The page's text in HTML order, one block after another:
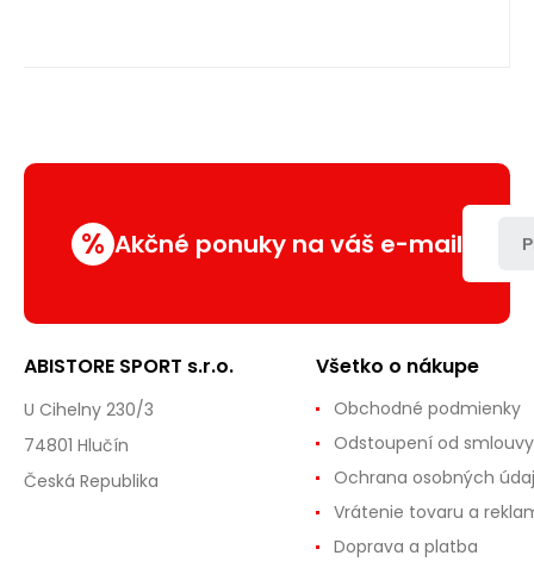
% Akčné ponuky na váš e-mail
ABISTORE SPORT s.r.o.
U Cihelny 230/3
74801 Hlučín
Česká Republika
Všetko o nákupe
Obchodné podmienky
Odstoupení od smlouvy
Ochrana osobných
Vrátenie tovaru a
Doprava a platba